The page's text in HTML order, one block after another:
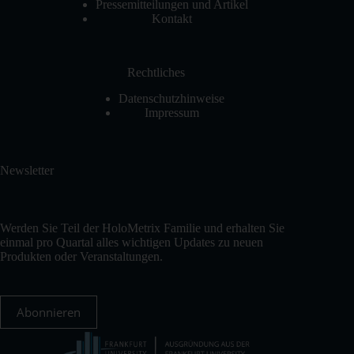
Pressemitteilungen und Artikel
Kontakt
Rechtliches
Datenschutzhinweise
Impressum
Newsletter
Werden Sie Teil der HoloMetrix Familie und erhalten Sie
einmal pro Quartal alles wichtigen Updates zu neuen
Produkten oder Veranstaltungen.
Abonnieren